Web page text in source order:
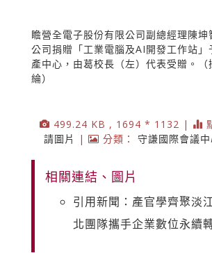
瞻營全電子股份有限公司副總經理陳坤
公司捐贈「工業電腦及AI開發工作站」
產中心，由葛校長（左）代表受贈。（
綸）
499.24 KB , 1694 * 1132 |
請圖片
| 分類： 守謙國際會議
相關連結、圖片
引用新聞：產官學齊聚淡
北團隊攜手企業數位永續